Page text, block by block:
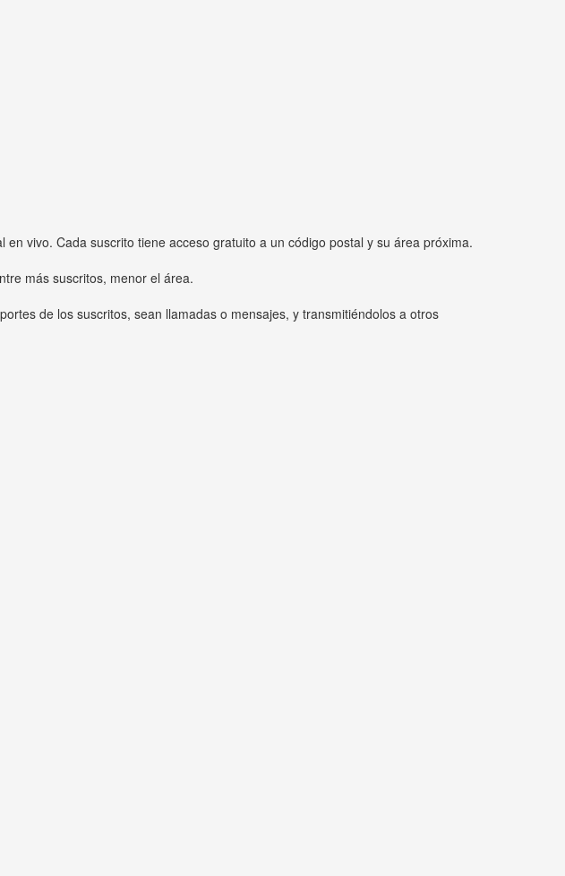
vivo. Cada suscrito tiene acceso gratuito a un código postal y su área próxima.
más suscritos, menor el área.
de los suscritos, sean llamadas o mensajes, y transmitiéndolos a otros